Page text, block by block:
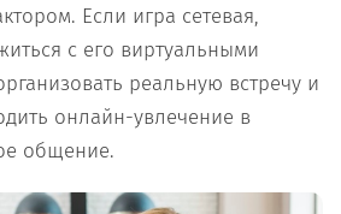
Если игра сетевая,
с его виртуальными
реальную встречу и
онлайн-увлечение в
общение.